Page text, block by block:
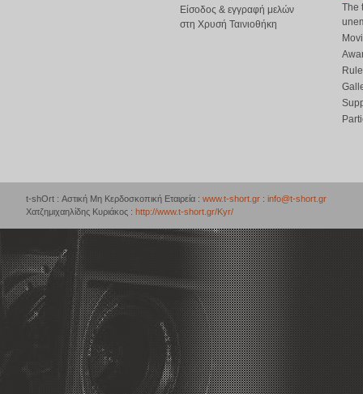
Είσοδος & εγγραφή μελών
στη Χρυσή Ταινιοθήκη
The
t-shOrt : Αστική Μη Κερδοσκοπική Εταιρεία : www.t-short.gr : info@t-short.gr
Χατζημιχαηλίδης Κυριάκος : http://www.t-short.gr/Kyr/